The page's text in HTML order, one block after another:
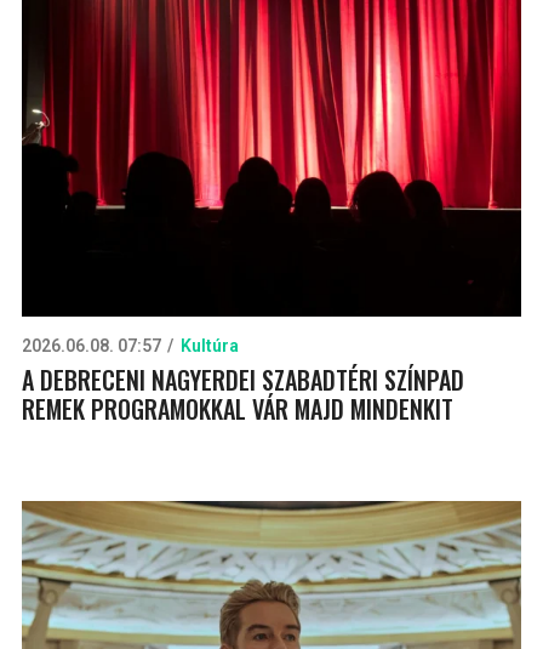
2026.06.08. 07:57 Kultúra
A DEBRECENI NAGYERDEI SZABADTÉRI SZÍNPAD
REMEK PROGRAMOKKAL VÁR MAJD MINDENKIT